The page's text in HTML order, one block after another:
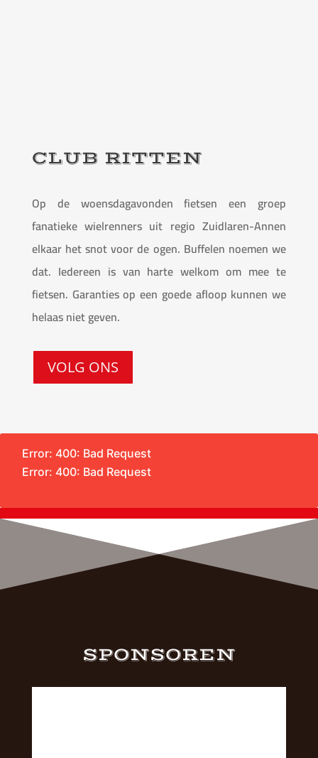
CLUB RITTEN
Op de woensdagavonden fietsen een groep
fanatieke wielrenners uit regio Zuidlaren-Annen
elkaar het snot voor de ogen. Buffelen noemen we
dat. Iedereen is van harte welkom om mee te
fietsen. Garanties op een goede afloop kunnen we
helaas niet geven.
VOLG ONS
Error: 400: Bad Request
Error: 400: Bad Request
SPONSOREN